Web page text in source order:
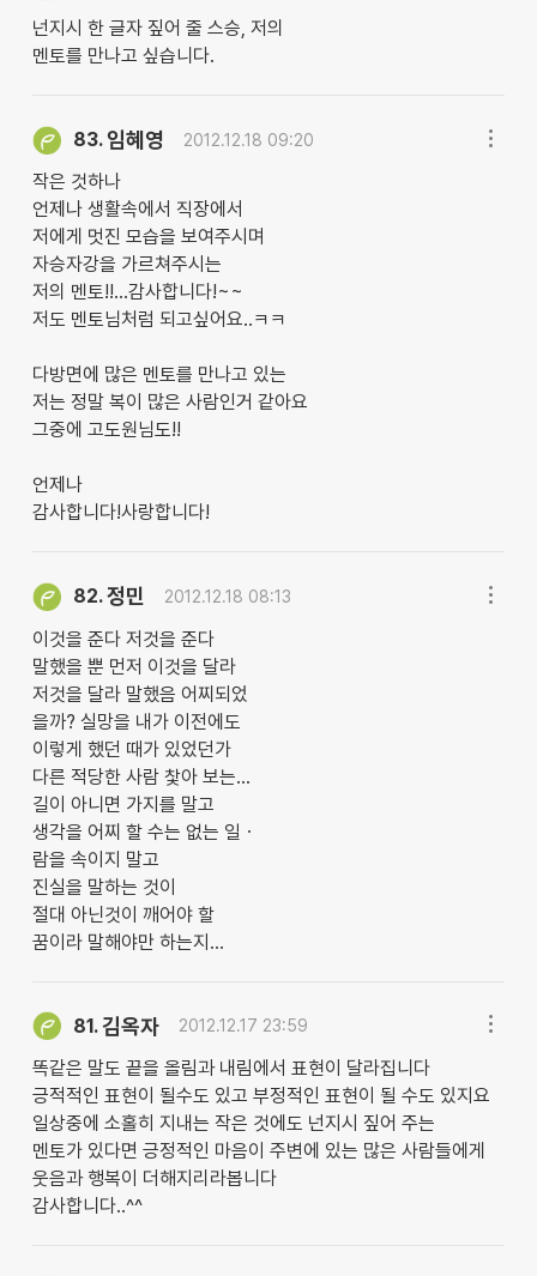
넌지시 한 글자 짚어 줄 스승, 저의
멘토를 만나고 싶습니다.
83. 임혜영 2012.12.18 09:20
작은 것하나
언제나 생활속에서 직장에서
저에게 멋진 모습을 보여주시며
자승자강을 가르쳐주시는
저의 멘토!!...감사합니다!~~
저도 멘토님처럼 되고싶어요..ㅋㅋ
다방면에 많은 멘토를 만나고 있는
저는 정말 복이 많은 사람인거 같아요
그중에 고도원님도!!
언제나
감사합니다!사랑합니다!
82.정민 2012.12.18 08:13
이것을 준다 저것을 준다
말했을 뿐 먼저 이것을 달라
저것을 달라 말했음 어찌되었
을까? 실망을 내가 이전에도
이렇게 했던 때가 있었던가
다른 적당한 사람 찿아 보는...
길이 아니면 가지를 말고
생각을 어찌 할 수는 없는 일ㆍ
람을 속이지 말고
진실을 말하는 것이
절대 아닌것이 깨어야 할
꿈이라 말해야만 하는지...
81.김옥자 2012.12.17 23:59
똑같은 말도 끝을 올림과 내림에서 표현이 달라집니다
긍적적인 표현이 될수도 있고 부정적인 표현이 될 수도 있지요
일상중에 소홀히 지내는 작은 것에도 넌지시 짚어 주는
멘토가 있다면 긍정적인 마음이 주변에 있는 많은 사람들에게
웃음과 행복이 더해지리라봅니다
감사합니다..^^